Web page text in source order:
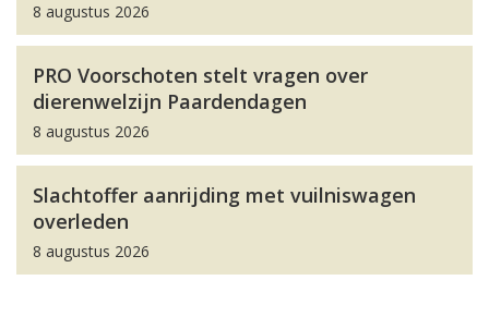
8 augustus 2026
PRO Voorschoten stelt vragen over
dierenwelzijn Paardendagen
8 augustus 2026
Slachtoffer aanrijding met vuilniswagen
overleden
8 augustus 2026